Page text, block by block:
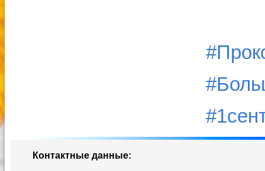
Контактные данные: